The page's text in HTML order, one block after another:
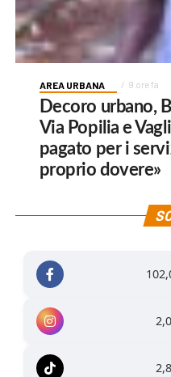
AREA URBANA 9 ore fa
Decoro urbano,
Via Popilia e
pagato per i
proprio dovere»